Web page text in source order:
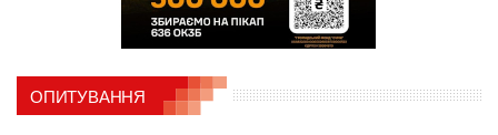
ОПИТУВАННЯ